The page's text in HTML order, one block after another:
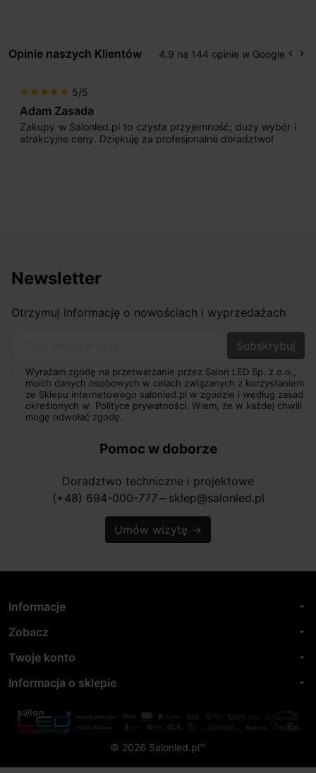
Opinie naszych Klientów 4.9 na 144 opinie w Google keyboard_arrow_left keyboard_arrow_right
duży wybór i
doradztwo!
Jestem bardzo zadowolony. Przede
początku uderzyło mnie
Newsletter
Otrzymuj informację o nowościach i wyprzedażach
Wyrażam zgodę na przetwarzanie przez Salon LED Sp. z o.o.,
moich danych osobowych w celach związanych z korzystaniem
ze Sklepu internetowego salonled.pl w zgodzie i według zasad
określonych w Polityce prywatności. Wiem, że w każdej chwili
mogę odwołać zgodę.
Pomoc w doborze
Doradztwo techniczne i projektowe
(+48) 694-000-777 horizontal_rule sklep@salonled.pl
Umów wizytę →
Informacje arrow_drop_down
Zobacz arrow_drop_down
Twoje konto arrow_drop_down
Informacja o sklepie arrow_drop_down
© 2026 Salonled.pl™